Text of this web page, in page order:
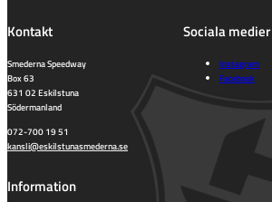
Kontakt
Smederna Speedway
Box 63
631 02 Eskilstuna
Södermanland
072-700 19 51
kansli@eskilstunasmederna.se
Sociala medier
Instagram
Facebook
Information